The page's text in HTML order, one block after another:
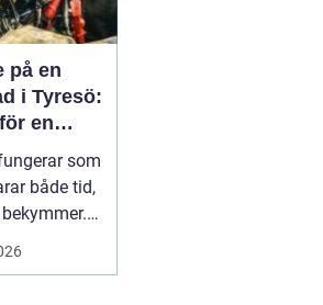
på en
i Tyresö:
en
som
både tid,
blir
ändå